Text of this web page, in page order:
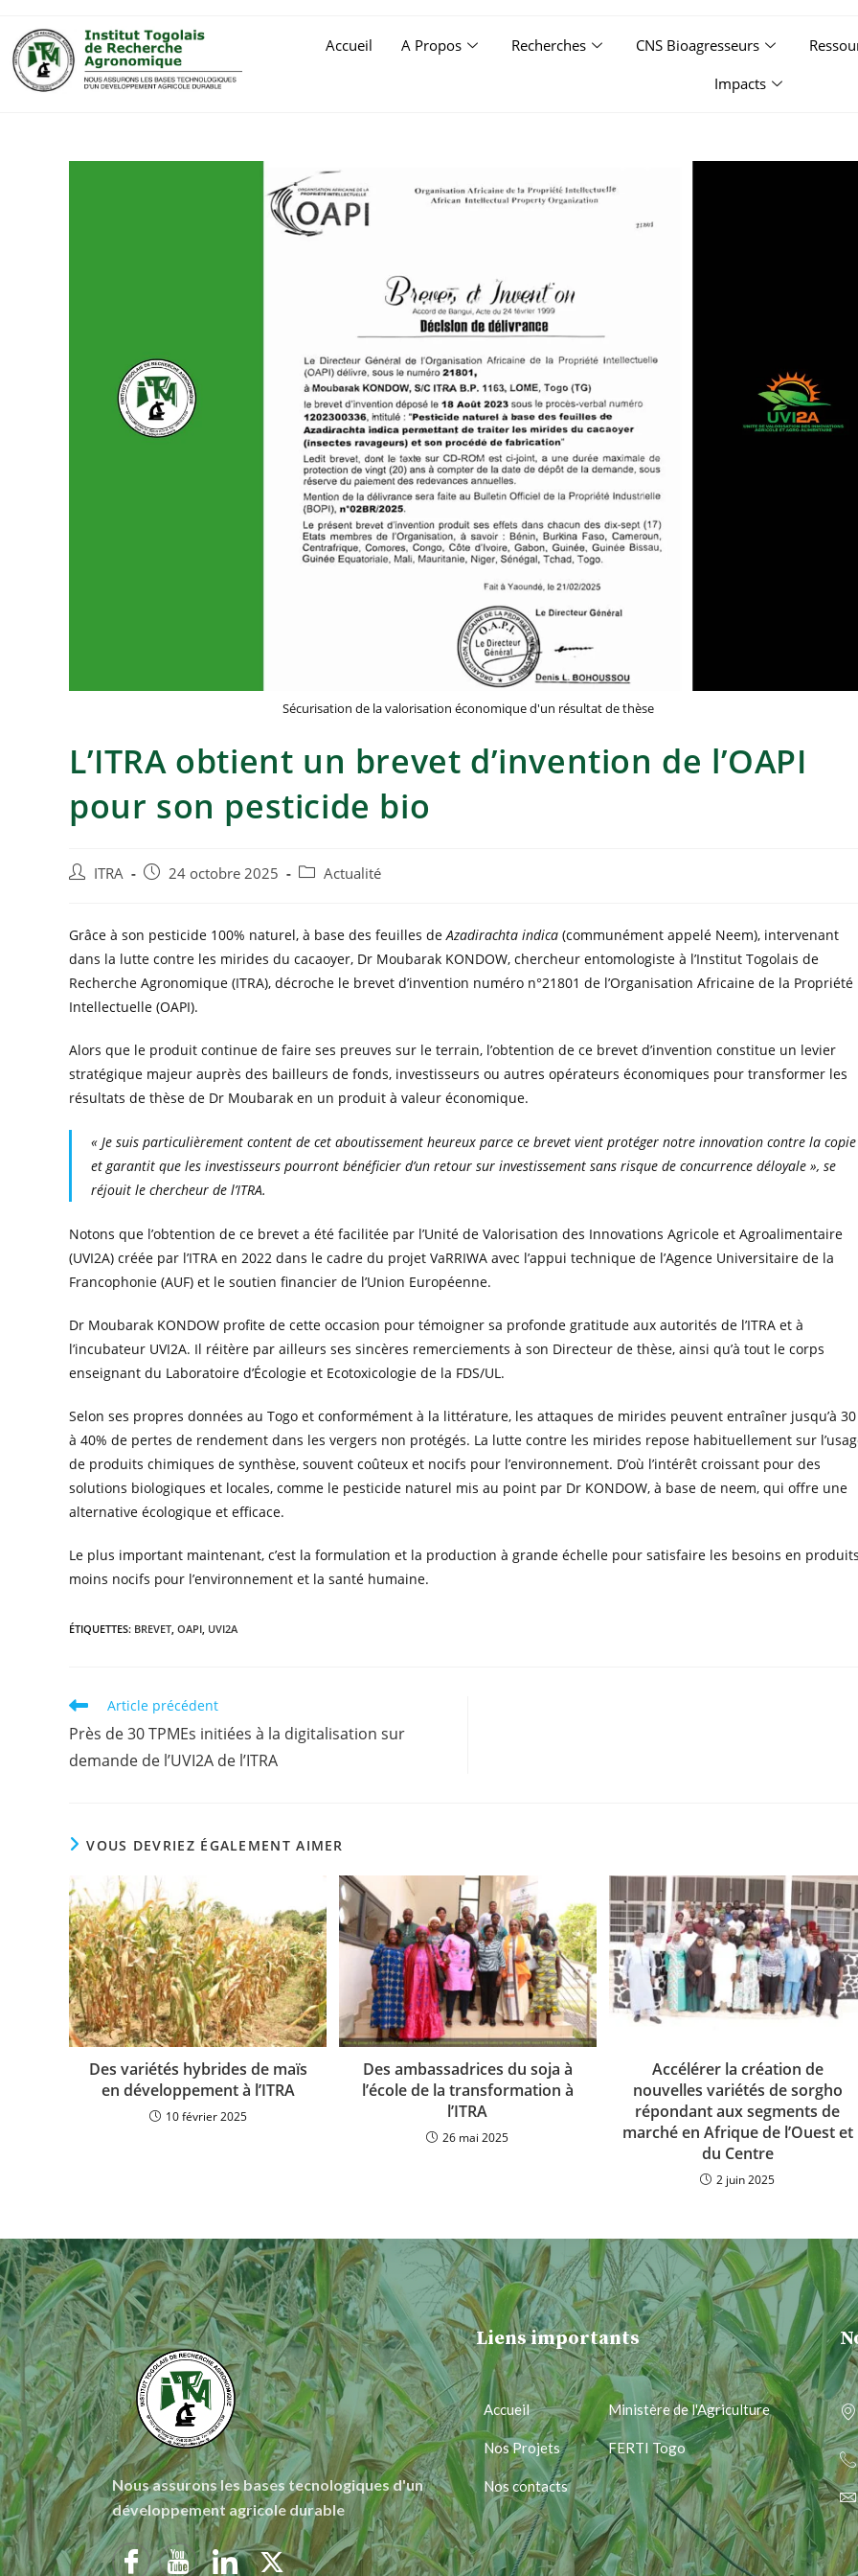
Accueil A Propos Recherches CNS Bioagresseurs
Impacts
Sécurisation de la valorisation économique d'un résultat de thèse
L’ITRA obtient un brevet d’invention de l’OAPI
pour son pesticide bio
ITRA 24 octobre 2025 Actualité
Grâce à son pesticide 100% naturel, à base des feuilles de Azadirachta indica (communément appelé Neem), intervenant
dans la lutte contre les mirides du cacaoyer, Dr Moubarak KONDOW, chercheur entomologiste à l’Institut Togolais de
Recherche Agronomique (ITRA), décroche le brevet d’invention numéro n°21801 de l’Organisation Africaine de la Propriété
Intellectuelle (OAPI).
Alors que le produit continue de faire ses preuves sur le terrain, l’obtention de ce brevet d’invention constitue un levier
stratégique majeur auprès des bailleurs de fonds, investisseurs ou autres opérateurs économiques pour transformer les
résultats de thèse de Dr Moubarak en un produit à valeur économique.
« Je suis particulièrement content de cet aboutissement heureux parce ce brevet vient protéger notre innovation contre la copie
et garantit que les investisseurs pourront bénéficier d’un retour sur investissement sans risque de concurrence déloyale », se
réjouit le chercheur de l’ITRA.
Notons que l’obtention de ce brevet a été facilitée par l’Unité de Valorisation des Innovations Agricole et Agroalimentaire
(UVI2A) créée par l’ITRA en 2022 dans le cadre du projet VaRRIWA avec l’appui technique de l’Agence Universitaire de la
Francophonie (AUF) et le soutien financier de l’Union Européenne.
Dr Moubarak KONDOW profite de cette occasion pour témoigner sa profonde gratitude aux autorités de l’ITRA et à
l’incubateur UVI2A. Il réitère par ailleurs ses sincères remerciements à son Directeur de thèse, ainsi qu’à tout le corps
enseignant du Laboratoire d’Écologie et Ecotoxicologie de la FDS/UL.
Selon ses propres données au Togo et conformément à la littérature, les attaques de mirides peuvent entraîner jusqu’à 30
à 40% de pertes de rendement dans les vergers non protégés. La lutte contre les mirides repose habituellement sur
de produits chimiques de synthèse, souvent coûteux et nocifs pour l’environnement. D’où l’intérêt croissant pour des
solutions biologiques et locales, comme le pesticide naturel mis au point par Dr KONDOW, à base de neem, qui offre une
alternative écologique et efficace.
Le plus important maintenant, c’est la formulation et la production à grande échelle pour satisfaire les besoins en
moins nocifs pour l’environnement et la santé humaine.
ÉTIQUETTES: BREVET OAPI UVI2A
Article précédent
Près de 30 TPMEs initiées à la digitalisation sur
demande de l’UVI2A de l’ITRA
VOUS DEVRIEZ ÉGALEMENT AIMER
Des variétés hybrides de maïs
en développement à l’ITRA
10 février 2025
Des ambassadrices du soja à
l’école de la transformation à
l’ITRA
26 mai 2025
Accélérer la création de
nouvelles variétés de sorgho
répondant aux segments de
marché en Afrique de l’Ouest et
du Centre
2 juin 2025
Nous assurons les bases tecnologiques d'un
développement agricole durable
Liens importants
Accueil
Nos Projets
Nos contacts
Ministère de l'Agriculture
FERTI Togo